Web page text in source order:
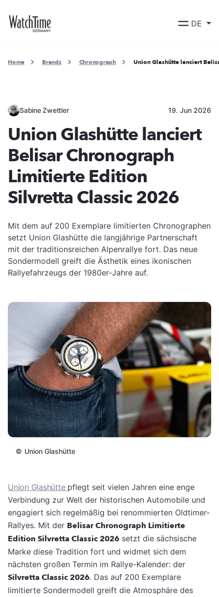
DE
Home Brands Chronograph Union Glashütte lanciert
Sabine Zwettler 19. Jun 2026
Union Glashütte lanciert
Belisar Chronograph
Limitierte Edition
Silvretta Classic 2026
Mit dem auf 200 Exemplare limitierten Chronographen
setzt Union Glashütte die langjährige Partnerschaft
mit der traditionsreichen Alpenrallye fort. Das neue
Sondermodell greift die Ästhetik eines ikonischen
Rallyefahrzeugs der 1980er-Jahre auf.
© Union Glashütte
Union Glashütte pflegt seit vielen Jahren eine enge
Verbindung zur Welt der historischen Automobile und
engagiert sich regelmäßig bei renommierten Oldtimer-
Rallyes. Mit der Belisar Chronograph Limitierte
Edition Silvretta Classic 2026 setzt die sächsische
Marke diese Tradition fort und widmet sich dem
nächsten großen Termin im Rallye-Kalender: der
Silvretta Classic 2026. Das auf 200 Exemplare
limitierte Sondermodell greift die Atmosphäre des